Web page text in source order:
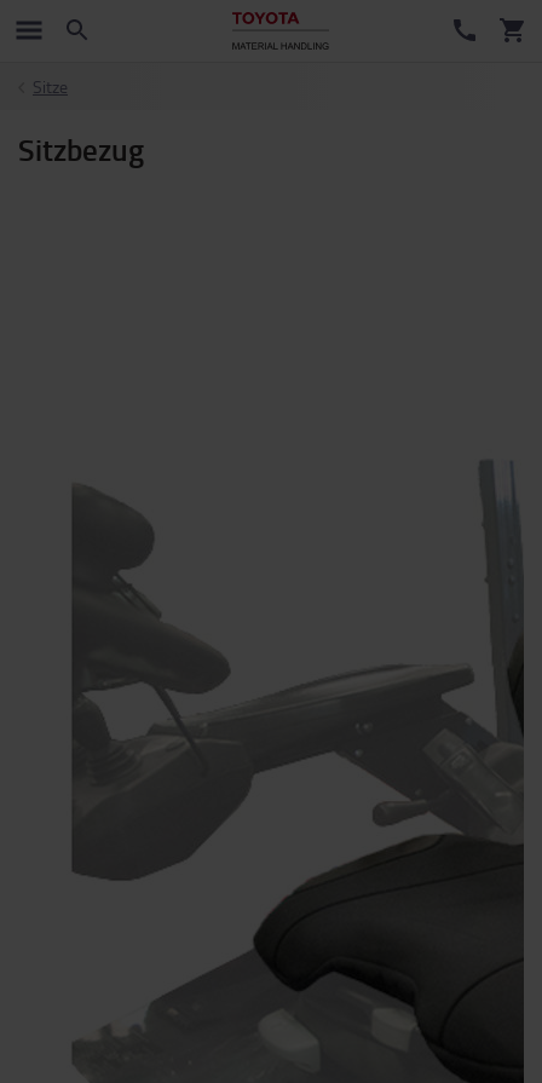
Sitze
Sitzbezug